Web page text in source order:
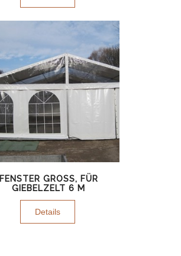
FENSTER GROSS, FÜR G
IEBELZELT 6 M
Details